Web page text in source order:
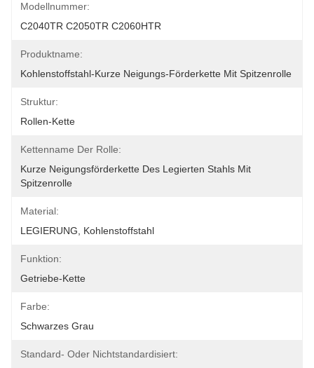
Modellnummer:
C2040TR C2050TR C2060HTR
Produktname:
Kohlenstoffstahl-Kurze Neigungs-Förderkette Mit Spitzenrolle
Struktur:
Rollen-Kette
Kettenname Der Rolle:
Kurze Neigungsförderkette Des Legierten Stahls Mit
Spitzenrolle
Material:
LEGIERUNG, Kohlenstoffstahl
Funktion:
Getriebe-Kette
Farbe:
Schwarzes Grau
Standard- Oder Nichtstandardisiert: